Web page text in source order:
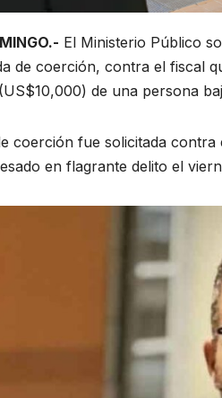
El Ministerio Público
de coerción, contra el fiscal
de una persona
coerción fue solicitada
en flagrante delito el